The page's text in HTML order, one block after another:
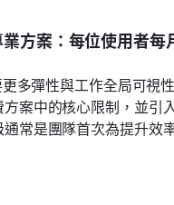
方案：每位使用者每
多彈性與工作全局可視
案中的核心限制，並引
常是團隊首次為提升效